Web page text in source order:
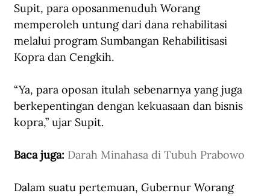
Supit, para oposanmenuduh Worang
memperoleh untung dari dana rehabilitasi
melalui program Sumbangan Rehabilitisasi
Kopra dan Cengkih.
“Ya, para oposan itulah sebenarnya yang juga
berkepentingan dengan kekuasaan dan bisnis
kopra,” ujar Supit.
Baca juga: Darah Minahasa di Tubuh Prabowo
Dalam suatu pertemuan, Gubernur Worang